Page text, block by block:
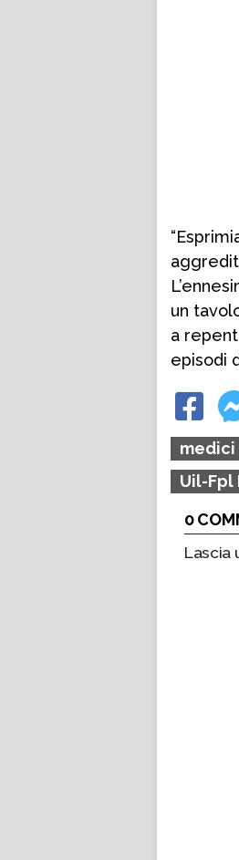
un
a
episodi
Uil-Fpl
0
Lascia